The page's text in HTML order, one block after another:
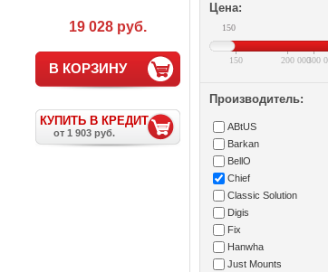
19 028 руб.
В КОРЗИНУ
КУПИТЬ В КРЕДИТ
от 1 903 руб.
Цена:
150
150 200 000300
Производитель:
ABtUS
Barkan
BellO
Chief
Classic Solution
Digis
Fix
Hanwha
Just Mounts